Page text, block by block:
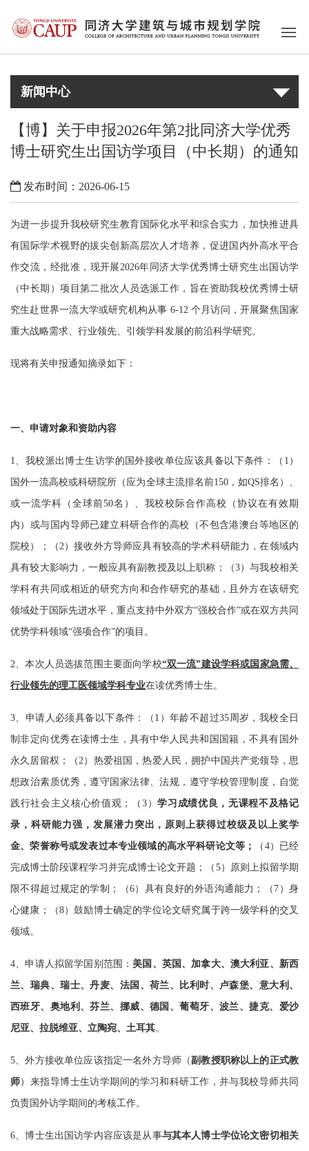
新闻中心
【博】关于申报2026年第2批同济大学优秀
博士研究生出国访学项目（中长期）的通知
发布时间：2026-06-15
为进一步提升我校研究生教育国际化水平和综合实力，加快推进具
有国际学术视野的拔尖创新高层次人才培养，促进国内外高水平合
作交流，经批准，现开展2026年同济大学优秀博士研究生出国访学
（中长期）项目第二批次人员选派工作，旨在资助我校优秀博士研
究生赴世界一流大学或研究机构从事 6-12 个月访问，开展聚焦国家
重大战略需求、行业领先、引领学科发展的前沿科学研究。
现将有关申报通知摘录如下 ：
一、申请对象和资助内容
1、我校派出博士生访学的国外接收单位应该具备以下条件：（1）
国外一流高校或科研院所（应为全球主流排名前150，如QS排名）、
或一流学科（全球前50名）、我校校际合作高校（协议在有效期
内）或与国内导师已建立科研合作的高校（不包含港澳台等地区的
院校）；（2）接收外方导师应具有较高的学术科研能力，在领域内
具有较大影响力，一般应具有副教授及以上职称；（3）与我校相关
学科有共同或相近的研究方向和合作研究的基础，且外方在该研究
领域处于国际先进水平，重点支持中外双方“强校合作”或在双方共同
优势学科领域“强项合作”的项目。
2、本次人员选拔范围主要面向学校“双一流”建设学科或国家急需、
行业领先的理工医领域学科专业在读优秀博士生。
3、申请人必须具备以下条件：（1）年龄不超过35周岁，我校全日
制非定向优秀在读博士生，具有中华人民共和国国籍，不具有国外
永久居留权；（2）热爱祖国，热爱人民，拥护中国共产党领导，思
想政治素质优秀，遵守国家法律、法规，遵守学校管理制度，自觉
践行社会主义核心价值观；（3）学习成绩优良，无课程不及格记
录，科研能力强，发展潜力突出，原则上获得过校级及以上奖学
金、荣誉称号或发表过本专业领域的高水平科研论文等； （ 4）已经
完成博士阶段课程学习并完成博士论文开题；（5）原则上拟留学期
限不得超过规定的学制；（6）具有良好的外语沟通能力；（7）身
心健康；（8）鼓励博士确定的学位论文研究属于跨一级学科的交叉
领域。
4、申请人拟留学国别范围：美国、英国、加拿大、澳大利亚、新西
兰、瑞典、瑞士、丹麦、法国、荷兰、比利时、卢森堡、意大利、
西班牙、奥地利、芬兰、挪威、德国、葡萄牙、波兰、捷克、爱沙
尼亚、拉脱维亚、立陶宛、土耳其。
5、外方接收单位应该指定一名外方导师（ 副教授职称以上的正式教
师）来指导博士生访学期间的学习和科研工作，并与我校导师共同
负责国外访学期间的考核工作。
6、博士生出国访学内容应该是从事与其本人博士学位论文密切相关